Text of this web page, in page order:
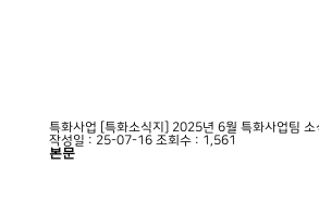
특화사업 [특화소식지] 2025년 6월 특화사업팀 소
작성일 : 25-07-16 조회수 : 1,561
본문